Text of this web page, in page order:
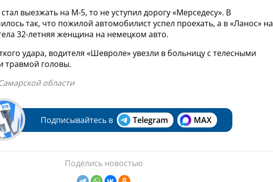
выезжать на М-5, то не уступил дорогу «Мерседесу». В
так, что пожилой автомобилист успел проехать, а в «Ланос» на
32-летняя женщина на немецком авто.
удара, водителя «Шевроле» увезли в больницу с телесными
травмой головы.
области
Подписывайтесь в Telegram MAX
Поделись новостью